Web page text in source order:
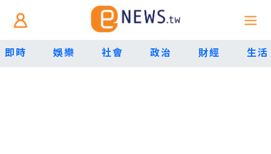
即時 娛樂 社會 政治 財經 生活